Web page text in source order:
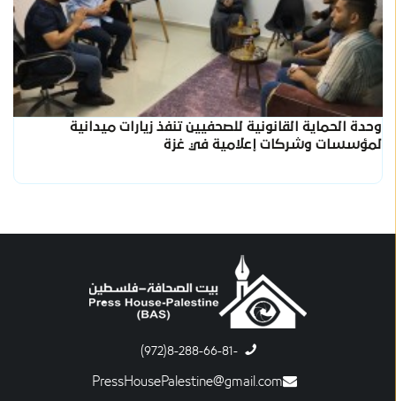
وحدة الحماية القانونية للصحفيين تنفذ زيارات ميدانية
لمؤسسات وشركات إعلامية في غزة
-8-288-66-81(972)
PressHousePalestine@gmail.com